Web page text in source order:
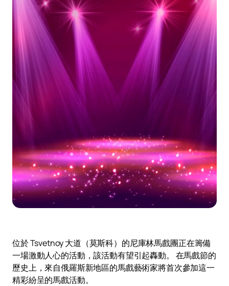
位於 Tsvetnoy 大道（莫斯科）的尼庫林馬戲團正在籌備
一場激動人心的活動，該活動有望引起轟動。 在馬戲節的
歷史上，來自俄羅斯新地區的馬戲藝術家將首次參加這一
精彩紛呈的馬戲活動。